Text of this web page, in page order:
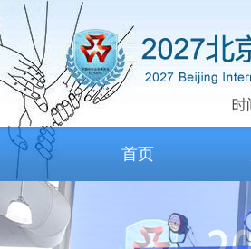
首页